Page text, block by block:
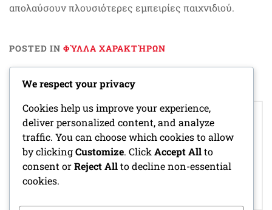
απολαύσουν πλουσιότερες εμπειρίες παιχνιδιού.
POSTED IN ΦΎΛΛΑ ΧΑΡΑΚΤΉΡΩΝ
Post
navigation
ΦΎΛΛΟ ΧΑΡΑΚΤΉΡΑ
ΜΠΑΡΝΤ:
ΔΕΞΙΌΤΗΤΕΣ
ΕΡΜΗΝΕΊΑΣ,
ΓΟΗΤΕΊΑ,
ΜΟΥΣΙΚΈΣ
ΦΑΝΤΑΣΤΙΚΉ
ΜΟΝΟΣΈΛΙΔΗ
ΠΕΡΙΠΈΤΕΙΑ:
ΜΑΓΙΚΆ ΠΛΆΣΜΑΤΑ,
ΕΠΙΚΈΣ
We respect your privacy
Cookies help us improve your experience,
deliver personalized content, and analyze
traffic. You can choose which cookies to allow
by clickingCustomize. Click Accept Allto
consent orReject Allto decline non-essential
cookies.